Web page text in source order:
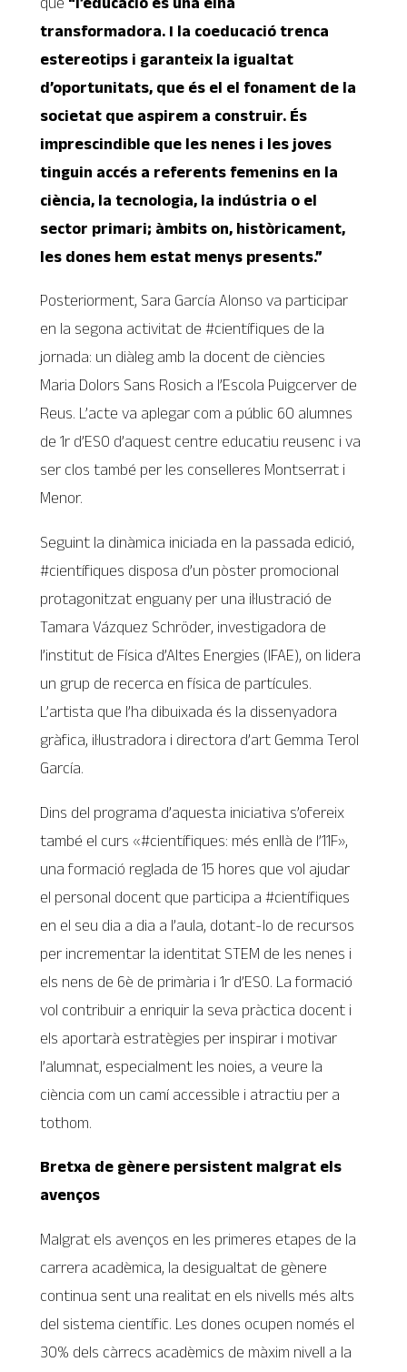
transformadora. I la coeducació trenca
estereotips i garanteix la igualtat
d’oportunitats, que és el el fonament de la
societat que aspirem a construir. És
imprescindible que les nenes i les joves
tinguin accés a referents femenins en la
ciència, la tecnologia, la indústria o el
sector primari; àmbits on, històricament,
les dones hem estat menys presents.”
Posteriorment, Sara García Alonso va participar
en la segona activitat de #científiques de la
jornada: un diàleg amb la docent de ciències
Maria Dolors Sans Rosich a l’Escola Puigcerver de
Reus. L’acte va aplegar com a públic 60 alumnes
de 1r d’ESO d’aquest centre educatiu reusenc i va
ser clos també per les conselleres Montserrat i
Menor.
Seguint la dinàmica iniciada en la passada edició,
#científiques disposa d’un pòster promocional
protagonitzat enguany per una il·lustració de
Tamara Vázquez Schröder, investigadora de
l’institut de Física d’Altes Energies (IFAE), on lidera
un grup de recerca en física de partícules.
L’artista que l’ha dibuixada és la dissenyadora
gràfica, il·lustradora i directora d’art Gemma Terol
García.
Dins del programa d’aquesta iniciativa s’ofereix
també el curs «#científiques: més enllà de l’11F»,
una formació reglada de 15 hores que vol ajudar
el personal docent que participa a #científiques
en el seu dia a dia a l’aula, dotant-lo de recursos
per incrementar la identitat STEM de les nenes i
els nens de 6è de primària i 1r d’ESO. La formació
vol contribuir a enriquir la seva pràctica docent i
els aportarà estratègies per inspirar i motivar
l’alumnat, especialment les noies, a veure la
ciència com un camí accessible i atractiu per a
tothom.
Bretxa de gènere persistent malgrat els
avenços
Malgrat els avenços en les primeres etapes de la
carrera acadèmica, la desigualtat de gènere
continua sent una realitat en els nivells més alts
del sistema científic. Les dones ocupen només el
30% dels càrrecs acadèmics de màxim nivell a la